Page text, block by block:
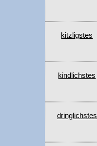
kitzligstes
kindlichstes
dringlichstes